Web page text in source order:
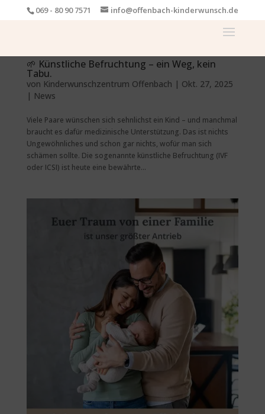
069 - 80 90 7571 info@offenbach-kinderwunsch.de
🌱 Künstliche Befruchtung – ein Weg, kein
Tabu.
von Kinderwunschzentrum Offenbach | Okt. 27, 2025
| News
Viele Paare wünschen sich sehnlichst ein Kind – und manchmal
braucht es dafür medizinische Unterstützung. Das ist nichts
Ungewöhnliches und schon gar nichts, wofür man sich
schämen sollte. Die sogenannte künstliche Befruchtung (IVF
oder ICSI) ist heute eine bewährte...